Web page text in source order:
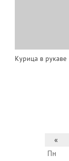
Курица в рукаве
«
Пн